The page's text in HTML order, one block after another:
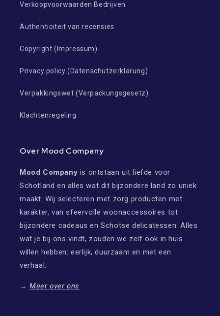
Verkoopvoorwaarden Bedrijven
Authenticiteit van recensies
Copyright (Impressum)
Privacy policy (Datenschutzerklärung)
Verpakkingswet (Verpackungsgesetz)
Klachtenregeling
Over Mood Company
Mood Company is ontstaan uit liefde voor
Schotland en alles wat dit bijzondere land zo uniek
maakt. Wij selecteren met zorg producten met
karakter, van sfeervolle woonaccessoires tot
bijzondere cadeaus en Schotse delicatessen. Alles
wat je bij ons vindt, zouden we zelf ook in huis
willen hebben: eerlijk, duurzaam en met een
verhaal.
→Meer over ons